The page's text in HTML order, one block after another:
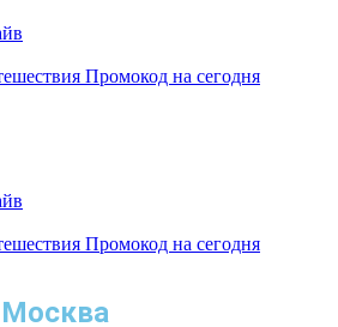
Промокод на сегодня
Промокод на сегодня